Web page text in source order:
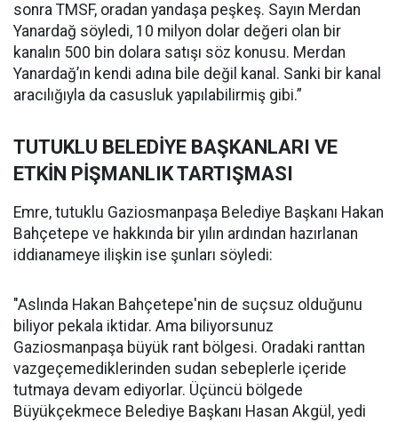
sonra TMSF, oradan yandaşa peşkeş. Sayın Merdan
Yanardağ söyledi, 10 milyon dolar değeri olan bir
kanalın 500 bin dolara satışı söz konusu. Merdan
Yanardağ’ın kendi adına bile değil kanal. Sanki bir kanal
aracılığıyla da casusluk yapılabilirmiş gibi.”
TUTUKLU BELEDİYE BAŞKANLARI VE
ETKİN PİŞMANLIK TARTIŞMASI
Emre, tutuklu Gaziosmanpaşa Belediye Başkanı Hakan
Bahçetepe ve hakkında bir yılın ardından hazırlanan
iddianameye ilişkin ise şunları söyledi:
"Aslında Hakan Bahçetepe'nin de suçsuz olduğunu
biliyor pekala iktidar. Ama biliyorsunuz
Gaziosmanpaşa büyük rant bölgesi. Oradaki ranttan
vazgeçemediklerinden sudan sebeplerle içeride
tutmaya devam ediyorlar. Üçüncü bölgede
Büyükçekmece Belediye Başkanı Hasan Akgül, yedi